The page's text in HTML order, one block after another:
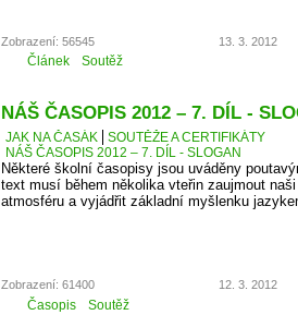
Zobrazení: 56545 13. 3. 2012
Článek Soutěž
NÁŠ ČASOPIS 2012 – 7. DÍL -
JAK NA ČASÁK
SOUTĚŽE A CERTIFIKÁTY
NÁŠ ČASOPIS 2012 – 7. DÍL - SLOGAN
Některé školní časopisy jsou uváděny
text musí během několika vteřin zaujmout
atmosféru a vyjádřit základní myšlenku
Zobrazení: 61400 12. 3. 2012
Časopis Soutěž